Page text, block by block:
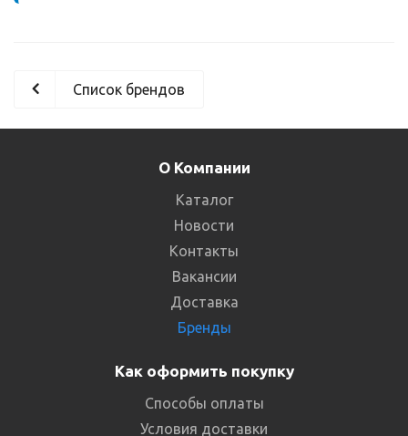
Список брендов
О Компании
Каталог
Новости
Контакты
Вакансии
Доставка
Бренды
Как оформить покупку
Способы оплаты
Условия доставки